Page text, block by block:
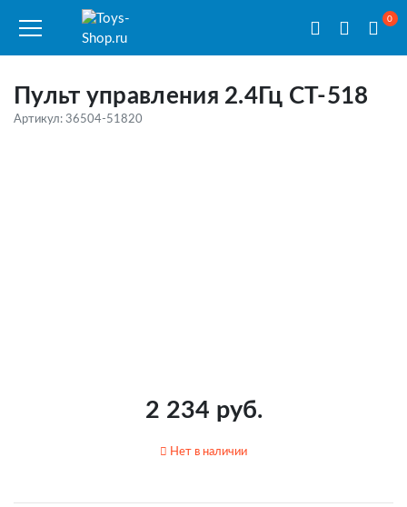
0
Пульт управления 2.4Гц CT-518
Артикул: 36504-51820
2 234 руб.
Нет в наличии